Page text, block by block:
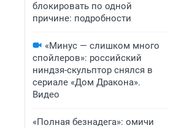
блокировать по одной
причине: подробности
«Минус — слишком много
спойлеров»: российский
ниндзя-скульптор снялся в
сериале «Дом Дракона».
Видео
«Полная безнадега»: омичи